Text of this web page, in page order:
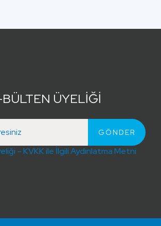
BÜLTEN ÜYELİĞİ
– KVKK ile İlgili Aydınlatma Metni